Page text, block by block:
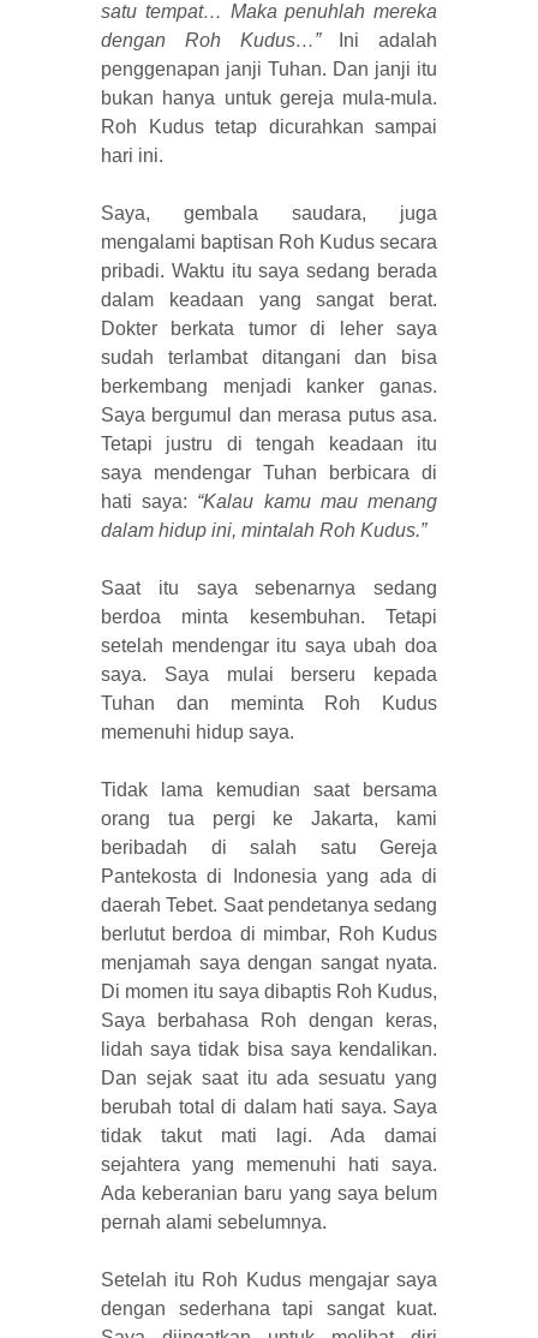
satu tempat… Maka penuhlah mereka
dengan Roh Kudus…”Ini adalah
penggenapan janji Tuhan. Dan janji itu
bukan hanya untuk gereja mula-mula.
Roh Kudus tetap dicurahkan sampai
hari ini.
Saya, gembala saudara, juga
mengalami baptisan Roh Kudus secara
pribadi. Waktu itu saya sedang berada
dalam keadaan yang sangat berat.
Dokter berkata tumor di leher saya
sudah terlambat ditangani dan bisa
berkembang menjadi kanker ganas.
Saya bergumul dan merasa putus asa.
Tetapi justru di tengah keadaan itu
saya mendengar Tuhan berbicara di
hati saya: “Kalau kamu mau menang
dalam hidup ini, mintalah Roh Kudus.”
Saat itu saya sebenarnya sedang
berdoa minta kesembuhan. Tetapi
setelah mendengar itu saya ubah doa
saya. Saya mulai berseru kepada
Tuhan dan meminta Roh Kudus
memenuhi hidup saya.
Tidak lama kemudian saat bersama
orang tua pergi ke Jakarta, kami
beribadah di salah satu Gereja
Pantekosta di Indonesia yang ada di
daerah Tebet. Saat pendetanya sedang
berlutut berdoa di mimbar, Roh Kudus
menjamah saya dengan sangat nyata.
Di momen itu saya dibaptis Roh Kudus,
Saya berbahasa Roh dengan keras,
lidah saya tidak bisa saya kendalikan.
Dan sejak saat itu ada sesuatu yang
berubah total di dalam hati saya. Saya
tidak takut mati lagi. Ada damai
sejahtera yang memenuhi hati saya.
Ada keberanian baru yang saya belum
pernah alami sebelumnya.
Setelah itu Roh Kudus mengajar saya
dengan sederhana tapi sangat kuat.